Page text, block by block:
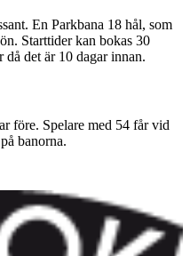
En Parkbana 18 hål, som
Starttider kan bokas 30
då det är 10 dagar innan.
före. Spelare med 54 får vid
banorna.